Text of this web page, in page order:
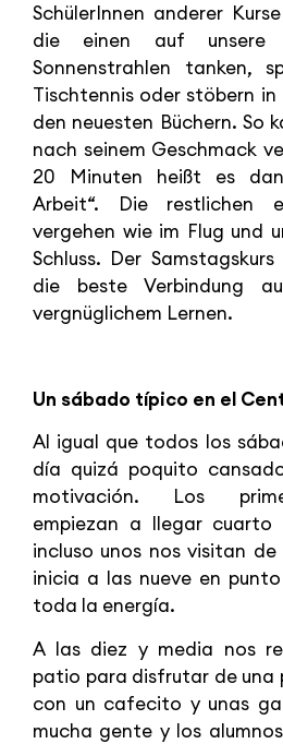
SchülerInnen anderer
die einen auf unsere
Sonnenstrahlen tanken,
Tischtennis oder stöbern
den neuesten Büchern. So
nach seinem Geschmack
20 Minuten heißt es
Arbeit“. Die restlichen
vergehen wie im Flug und
Schluss. Der
die beste Verbindung
vergnüglichem Lernen.
Un sábado típico en el
Al igual que todos los
día quizá poquito
motivación. Los
empiezan a llegar
incluso unos nos visitan
inicia a las nueve en
toda la energía.
A las diez y media nos
patio para disfrutar de una
con un cafecito y unas
mucha gente y los